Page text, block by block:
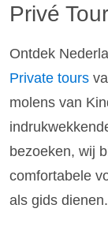
Privé
Ontdek
Private tours
molens van
bezoeken, wij
comfortabele
als gids dienen.